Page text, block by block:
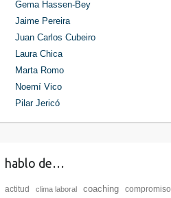
Gema Hassen-Bey
Jaime Pereira
Juan Carlos Cubeiro
Laura Chica
Marta Romo
Noemí Vico
Pilar Jericó
hablo de…
actitud clima laboral coaching compromiso